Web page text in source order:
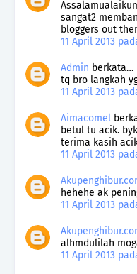
sangat2
bloggers out
11 April 2013
Admin berkata…
tq bro langkah
11 April 2013
Aimacomel
betul tu acik.
terima kasih
11 April 2013
hehehe ak
11 April 2013
alhmdulilah
11 April 2013